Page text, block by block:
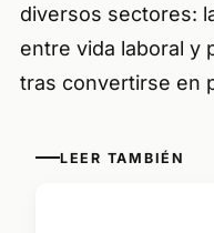
diversos sectores:
entre vida laboral y
tras convertirse en
LEER TAMBIÉN